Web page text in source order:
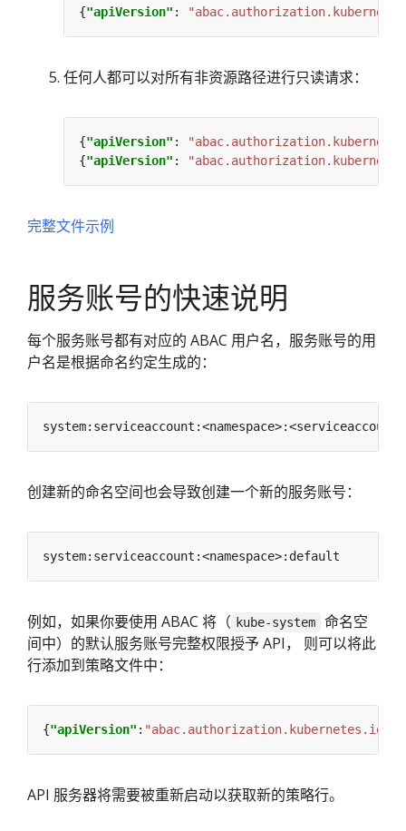
{"apiVersion" :
任何人都可以对所有非资源路径进行只读请求：
{"apiVersion" :
{"apiVersion" :
完整文件示例
服务账号的快速说明
每个服务账号都有对应的 ABAC 用户名，服务账号的用
户名是根据命名约定生成的：
创建新的命名空间也会导致创建一个新的服务账号：
例如，如果你要使用 ABAC 将（ kube-system
命名空
间中）的默认服务账号完整权限授予 API， 则可以将此
行添加到策略文件中：
{"apiVersion" : "abac.authorization.kubernetes.io/
API 服务器将需要被重新启动以获取新的策略行。